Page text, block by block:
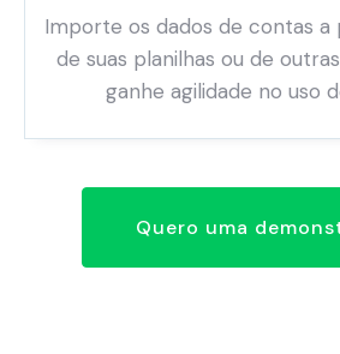
Importe os dados de contas
de suas planilhas ou de
ganhe agilidade no uso
Quero uma